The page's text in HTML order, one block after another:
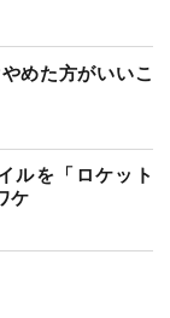
めた方がいいこ
ルを「ロケット
ケ